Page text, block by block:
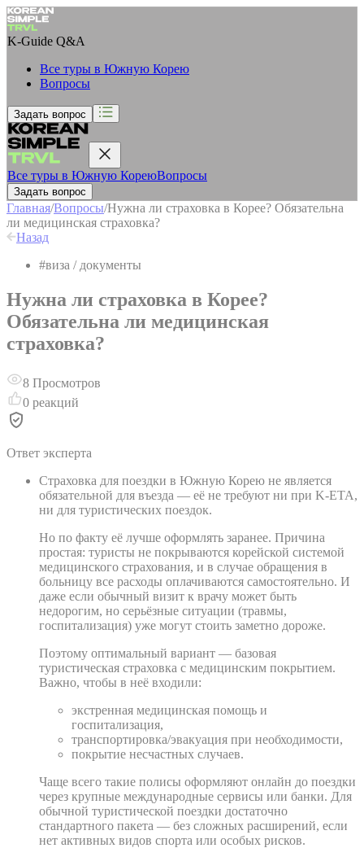
K-Guide Q&A
Все туры в Южную Корею
Вопросы
Задать вопрос
Все туры в Южную КореюВопросы
Задать вопрос
Главная/Вопросы/Нужна ли страховка в Корее? Обязательна
ли медицинская страховка?
Назад
#виза / документы
Нужна ли страховка в Корее?
Обязательна ли медицинская
страховка?
8 Просмотров
0 реакций
Ответ эксперта
Страховка для поездки в Южную Корею не является
обязательной для въезда — её не требуют ни при K-ETA,
ни для туристических поездок.
Но по факту её лучше оформлять заранее. Причина
простая: туристы не покрываются корейской системой
медицинского страхования, и в случае обращения в
больницу все расходы оплачиваются самостоятельно. И
даже если обычный визит к врачу может быть
недорогим, но серьёзные ситуации (травмы,
госпитализация) уже могут стоить заметно дороже.
Поэтому оптимальный вариант — базовая
туристическая страховка с медицинским покрытием.
Важно, чтобы в неё входили:
экстренная медицинская помощь и
госпитализация,
транспортировка/эвакуация при необходимости,
покрытие несчастных случаев.
Чаще всего такие полисы оформляют онлайн до поездки
через крупные международные сервисы или банки. Для
обычной туристической поездки достаточно
стандартного пакета — без сложных расширений, если
нет активных видов спорта или особых рисков.